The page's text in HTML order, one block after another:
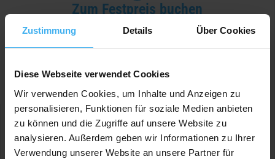
Zustimmung Details Über Cookies
Diese Webseite verwendet Cookies
Wir verwenden Cookies, um Inhalte und Anzeigen zu
personalisieren, Funktionen für soziale Medien anbieten
zu können und die Zugriffe auf unsere Website zu
analysieren. Außerdem geben wir Informationen zu Ihrer
Verwendung unserer Website an unsere Partner für
Zum Festpreis buchen
Im letzten Schritt schließt Du Deine Buchung mit der
Angabe des Liefer- und des Abholdatums sowie den
Anschluss sicher und komfortabel über verschiedene
Jetzt App runterladen und sofort loslegen!